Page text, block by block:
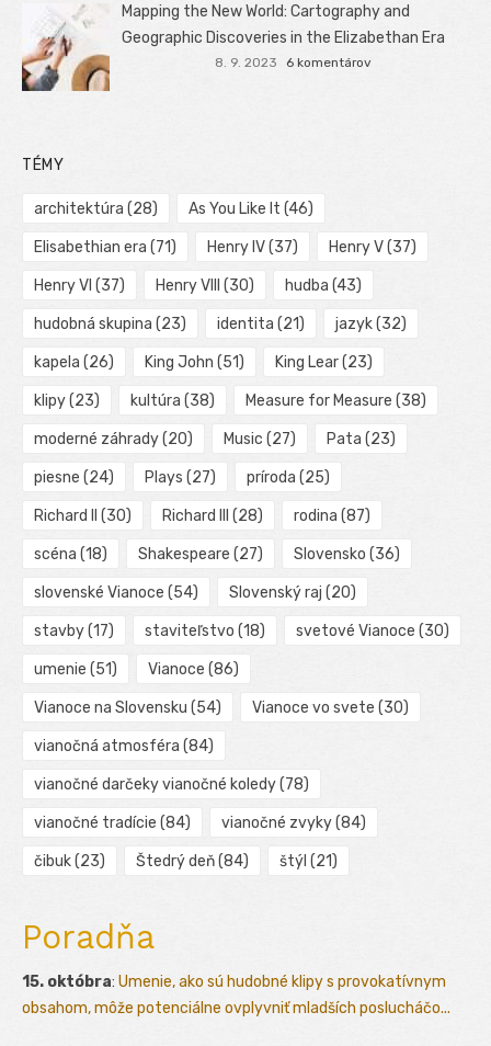
Mapping the New World: Cartography and
Geographic Discoveries in the Elizabethan Era
8. 9. 2023 6 komentárov
TÉMY
architektúra (28) As You Like It (46)
Elisabethian era (71) Henry IV(37) Henry V(37)
Henry VI (37) Henry VIII (30) hudba (43)
hudobná skupina (23) identita (21) jazyk(32)
kapela (26) King John (51) King Lear(23)
klipy(23) kultúra (38) Measure for Measure (38)
moderné záhrady(20) Music (27) Pata (23)
piesne (24) Plays (27) príroda (25)
Richard II (30) Richard III (28) rodina (87)
scéna (18) Shakespeare (27) Slovensko (36)
slovenské Vianoce (54) Slovenský raj (20)
stavby(17) staviteľstvo (18) svetové Vianoce (30)
umenie (51) Vianoce (86)
Vianoce na Slovensku (54) Vianoce vo svete (30)
vianočná atmosféra (84)
vianočné darčeky vianočné koledy(78)
vianočné tradície (84) vianočné zvyky(84)
čibuk(23) Štedrý deň(84) štýl (21)
Poradňa
15. októbra: Umenie, ako sú hudobné klipy s provokatívnym
obsahom, môže potenciálne ovplyvniť mladších poslucháčo...